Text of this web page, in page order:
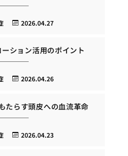
2026.04.27
ション活用のポイント
2026.04.26
たらす頭皮への血流革命
2026.04.23